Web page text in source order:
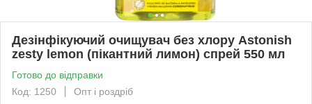
Дезінфікуючий очищувач без хлору Astonish
zesty lemon (пікантний лимон) спрей 550 мл
Готово до відправки
Код: 1250
Опт і роздріб